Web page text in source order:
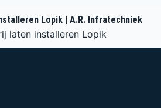
Lopik | A.R. Infratechniek
laten installeren Lopik